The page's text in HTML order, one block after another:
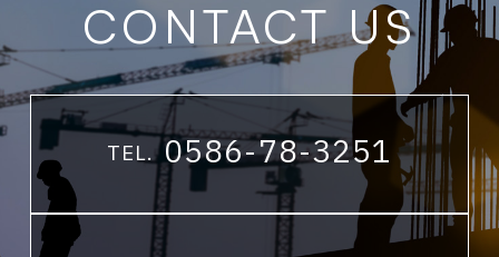
CONTACT US
TEL. 0586-78-3251